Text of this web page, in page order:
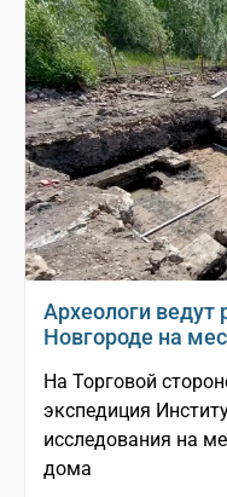
Археологи ведут
Новгороде на
На Торговой
экспедиция
исследования на
дома